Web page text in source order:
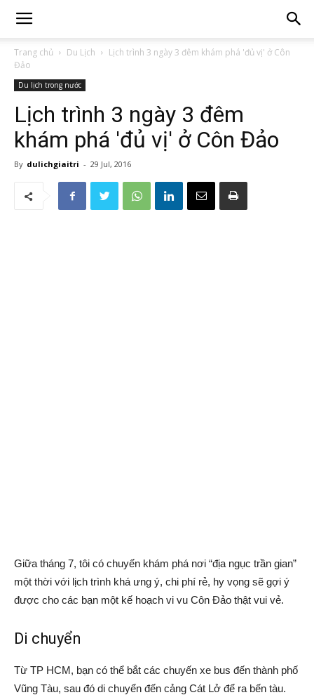
Trang chủ Du Lịch
Lịch trình 3 ngày 3 đêm khám phá 'đủ vị' ở Côn
Đảo
Du lịch trong nước
Lịch trình 3 ngày 3 đêm
khám phá 'đủ vị' ở Côn Đảo
By dulichgiaitri - 29 Jul, 2016
Giữa tháng 7, tôi có chuyến khám phá nơi “địa ngục trần gian”
một thời với lịch trình khá ưng ý, chi phí rẻ, hy vọng sẽ gợi ý
được cho các bạn một kế hoạch vi vu Côn Đảo thật vui vẻ.
Di chuyển
Từ TP HCM, bạn có thể bắt các chuyến xe bus đến thành phố
Vũng Tàu, sau đó di chuyển đến cảng Cát Lở để ra bến tàu.